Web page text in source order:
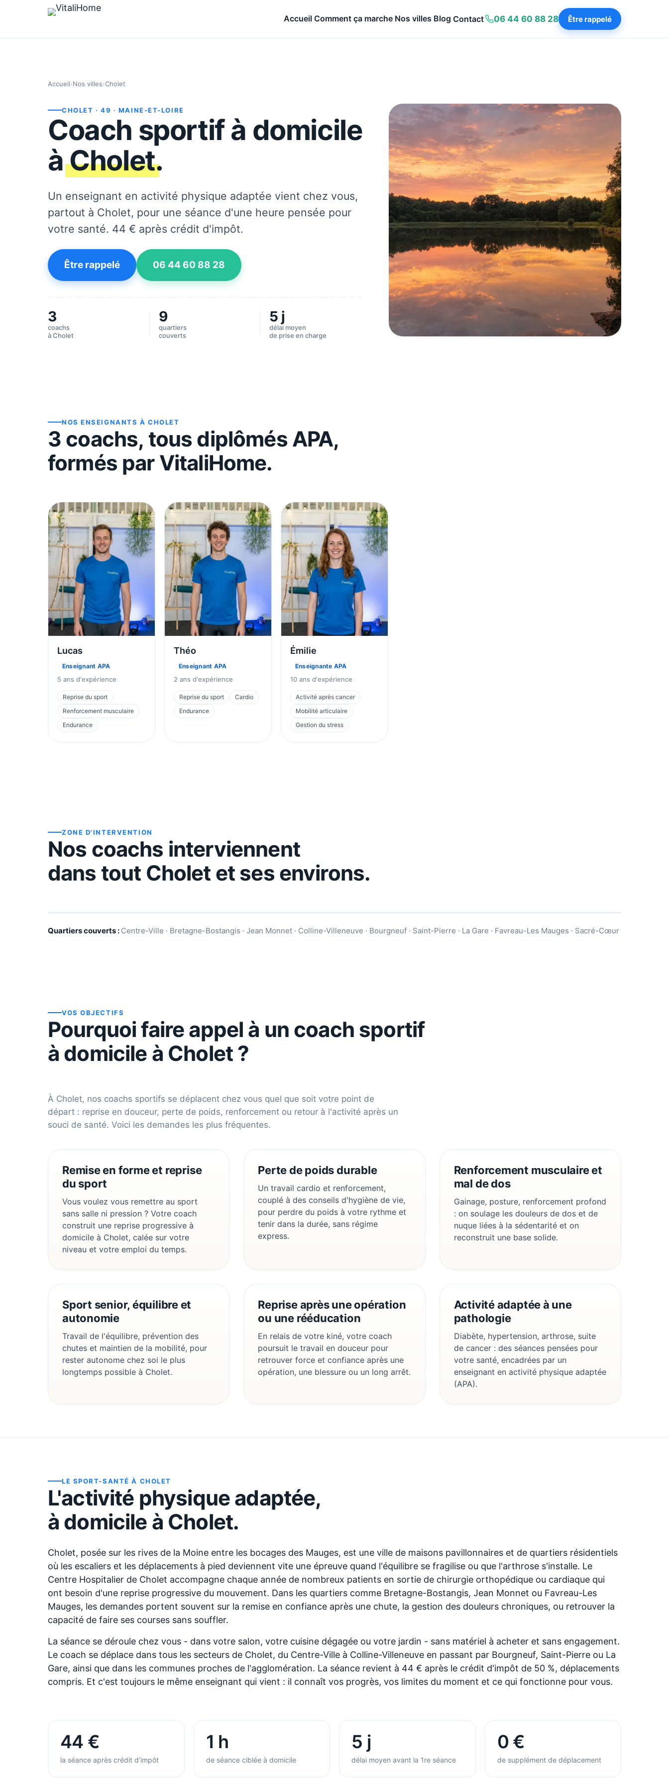
Accueil Comment ça marche Nos villes Blog Contact 06 44 60 88 28 Être rappelé
Accueil›Nos villes›Cholet
CHOLET · 49 · MAINE-ET-LOIRE
Coach sportif à domicile
àCholet.
Un enseignant en activité physique adaptée vient chez vous,
partout à Cholet, pour une séance d'une heure pensée pour
votre santé. 44 € après crédit d'impôt.
Être rappelé 06 44 60 88 28
3
coachs
àCholet
9
quartiers
couverts
5 j
délai moyen
de prise en charge
NOS ENSEIGNANTS ÀCHOLET
3 coachs, tous diplômés APA,
formés par VitaliHome.
Lucas
Enseignant APA
5 ans d'expérience
Reprise du sport
Renforcement musculaire
Endurance
Théo
Enseignant APA
2 ans d'expérience
Reprise du sport
Cardio
Endurance
Émilie
Enseignante APA
10 ans d'expérience
Activité après cancer
Mobilité articulaire
Gestion du stress
ZONE D'INTERVENTION
Nos coachs interviennent
dans tout Cholet et ses environs.
Quartiers couverts : Centre-Ville · Bretagne-Bostangis · Jean Monnet · Colline-Villeneuve · Bourgneuf · Saint-Pierre · La Gare · Favreau-Les Mauges · Sacré-Cœur
VOS OBJECTIFS
Pourquoi faire appel à un coach sportif
à domicile à Cholet?
À Cholet, nos coachs sportifs se déplacent chez vous quel que soit votre point de
départ : reprise en douceur, perte de poids, renforcement ou retour à l'activité après un
souci de santé. Voici les demandes les plus fréquentes.
Remise en forme et reprise
du sport
Vous voulez vous remettre au sport
sans salle ni pression ? Votre coach
construit une reprise progressive à
domicile à Cholet, calée sur votre
niveau et votre emploi du temps.
Perte de poids durable
Un travail cardio et renforcement,
couplé à des conseils d'hygiène de vie,
pour perdre du poids à votre rythme et
tenir dans la durée, sans régime
express.
Renforcement musculaire et
mal de dos
Gainage, posture, renforcement profond
: on soulage les douleurs de dos et de
nuque liées à la sédentarité et on
reconstruit une base solide.
Sport senior, équilibre et
autonomie
Travail de l'équilibre, prévention des
chutes et maintien de la mobilité, pour
rester autonome chez soi le plus
longtemps possible à Cholet.
Reprise après une opération
ou une rééducation
En relais de votre kiné, votre coach
poursuit le travail en douceur pour
retrouver force et confiance après une
opération, une blessure ou un long arrêt.
Activité adaptée à une
pathologie
Diabète, hypertension, arthrose, suite
de cancer : des séances pensées pour
votre santé, encadrées par un
enseignant en activité physique adaptée
(APA).
LE SPORT-SANTÉ À CHOLET
L'activité physique adaptée,
à domicile à Cholet.
Cholet, posée sur les rives de la Moine entre les bocages des Mauges, est une ville de maisons pavillonnaires et de quartiers résidentiels
où les escaliers et les déplacements à pied deviennent vite une épreuve quand l'équilibre se fragilise ou que l'arthrose s'installe. Le
Centre Hospitalier de Cholet accompagne chaque année de nombreux patients en sortie de chirurgie orthopédique ou cardiaque qui
ont besoin d'une reprise progressive du mouvement. Dans les quartiers comme Bretagne-Bostangis, Jean Monnet ou Favreau-Les
Mauges, les demandes portent souvent sur la remise en confiance après une chute, la gestion des douleurs chroniques, ou retrouver la
capacité de faire ses courses sans souffler.
La séance se déroule chez vous - dans votre salon, votre cuisine dégagée ou votre jardin - sans matériel à acheter et sans engagement.
Le coach se déplace dans tous les secteurs de Cholet, du Centre-Ville à Colline-Villeneuve en passant par Bourgneuf, Saint-Pierre ou La
Gare, ainsi que dans les communes proches de l'agglomération. La séance revient à 44 € après le crédit d'impôt de 50 %, déplacements
compris. Et c'est toujours le même enseignant qui vient : il connaît vos progrès, vos limites du moment et ce qui fonctionne pour vous.
44 €
la séance après crédit d’impôt
1 h
de séance ciblée à domicile
5 j
délai moyen avant la 1re séance
0 €
de supplément de déplacement